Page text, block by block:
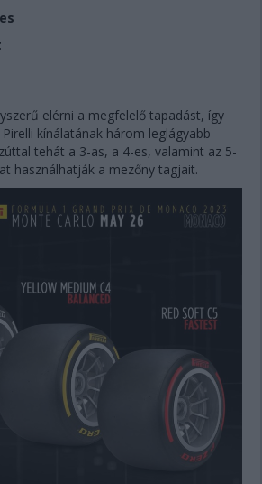
elérni a megfelelő tapadást, így
kínálatának három leglágyabb
tehát a 3-as, a 4-es, valamint az 5-
használhatják a mezőny tagjait.